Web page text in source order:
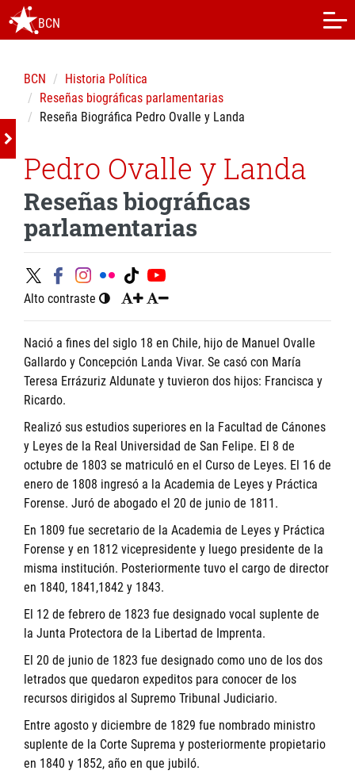
BCN
BCN
Historia Política
Reseñas biográficas parlamentarias
Reseña Biográfica Pedro Ovalle y Landa
Pedro Ovalle y Landa
Reseñas biográficas
parlamentarias
Alto contraste
Nació a fines del siglo 18 en Chile, hijo de Manuel Ovalle
Gallardo y Concepción Landa Vivar. Se casó con María
Teresa Errázuriz Aldunate y tuvieron dos hijos: Francisca y
Ricardo.
Realizó sus estudios superiores en la Facultad de Cánones
y Leyes de la Real Universidad de San Felipe. El 8 de
octubre de 1803 se matriculó en el Curso de Leyes. El 16 de
enero de 1808 ingresó a la Academia de Leyes y Práctica
Forense. Juró de abogado el 20 de junio de 1811.
En 1809 fue secretario de la Academia de Leyes y Práctica
Forense y en 1812 vicepresidente y luego presidente de la
misma institución. Posteriormente tuvo el cargo de director
en 1840, 1841,1842 y 1843.
El 12 de febrero de 1823 fue designado vocal suplente de
la Junta Protectora de la Libertad de Imprenta.
El 20 de junio de 1823 fue designado como uno de los dos
letrados que quedaron expeditos para conocer de los
recursos dirigidos al Supremo Tribunal Judiciario.
Entre agosto y diciembre de 1829 fue nombrado ministro
suplente de la Corte Suprema y posteriormente propietario
en 1840 y 1852, año en que jubiló.